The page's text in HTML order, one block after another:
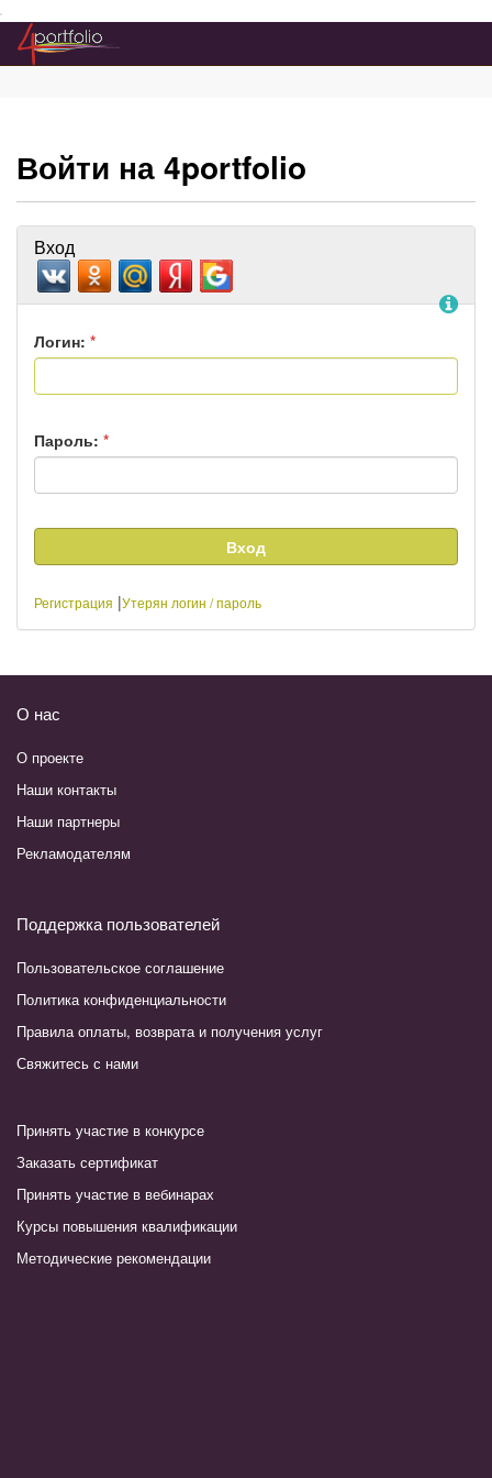
Преейти на главное меню
Войти на 4portfolio
Вход
Логин: *
Пароль: *
Регистрация |Утерян логин / пароль
О нас
О проекте
Наши контакты
Наши партнеры
Рекламодателям
Поддержка пользователей
Пользовательское соглашение
Политика конфиденциальности
Правила оплаты, возврата и получения услуг
Свяжитесь с нами
Принять участие в конкурсе
Заказать сертификат
Принять участие в вебинарах
Курсы повышения квалификации
Методические рекомендации